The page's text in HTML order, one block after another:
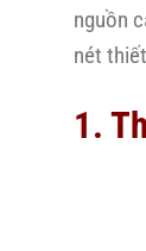
nguồn
nét
1.